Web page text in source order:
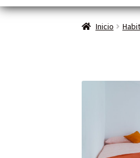
Inicio